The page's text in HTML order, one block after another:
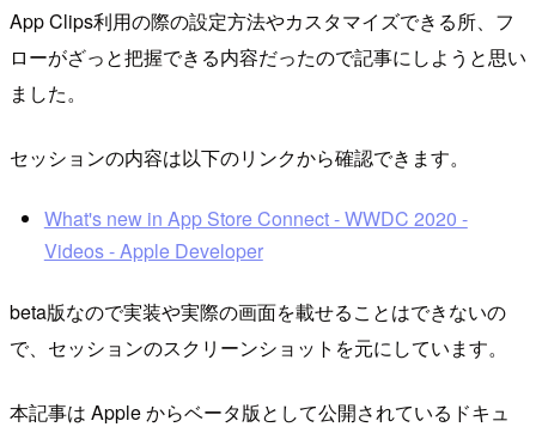
App Clips利用の際の設定方法やカスタマイズできる所、フ
ローがざっと把握できる内容だったので記事にしようと思い
ました。
セッションの内容は以下のリンクから確認できます。
What's new in App Store Connect - WWDC 2020 -
Videos - Apple Developer
beta版なので実装や実際の画面を載せることはできないの
で、セッションのスクリーンショットを元にしています。
本記事は Apple からベータ版として公開されているドキュ